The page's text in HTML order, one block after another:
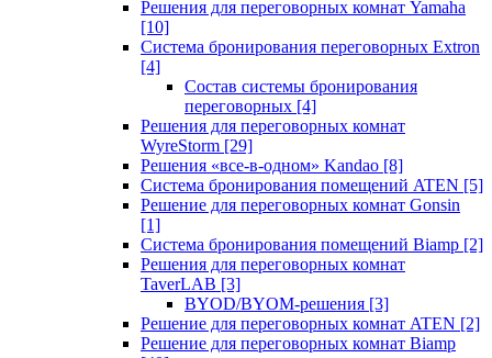
Решения для переговорных комнат Yamaha
[10]
Система бронирования переговорных Extron
[4]
Состав системы бронирования
переговорных [4]
Решения для переговорных комнат
WyreStorm [29]
Решения «все-в-одном» Kandao [8]
Система бронирования помещений ATEN [5]
Решение для переговорных комнат Gonsin
[1]
Система бронирования помещений Biamp [2]
Решения для переговорных комнат
TaverLAB [3]
BYOD/BYOM-решения [3]
Решение для переговорных комнат ATEN [2]
Решение для переговорных комнат Biamp